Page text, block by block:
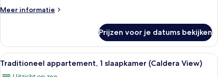
Meer informatie
Meer
appartement
(Caldera
View)
Prijzen voor je datums bekijken
Alle
foto's
Slaapkamer in loftstijl met een
4
Traditioneel appartement, 1 slaapkamer (Caldera View)